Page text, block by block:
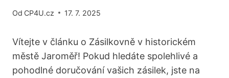
Od CP4U.cz 17. 7. 2025
Vítejte v článku o Zásilkovně v historickém
městě Jaroměř! Pokud hledáte spolehlivé a
pohodlné doručování vašich zásilek, jste na